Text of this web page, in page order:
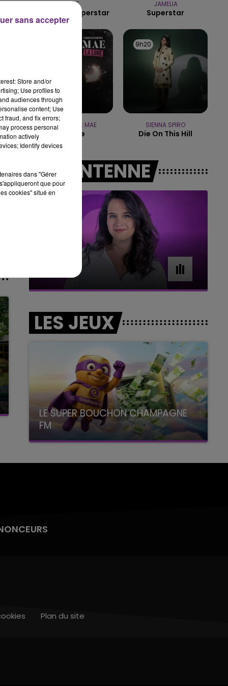
7h00 - 11h00
BEST OF
MUSE
Nightshift Superstar
JAMELIA
Superstar
CHRISTOPHE MAE
La Lune
9h20
9h20
SIENNA SPIRO
Die On This Hill
A L'ANTENNE
Le week-end Champagne FM
LES JEUX
LE SUPER BOUCHON CHAMPAGNE
FM
avec La Famille Champagne FM, à 8H10
Plan du site
Store and/or
Use profiles to
audiences through
content; Use
fraud, and fix errors;
process personal
actively
Identify devices
dans "Gérer
que pour
cookies" situé en
sans accepter